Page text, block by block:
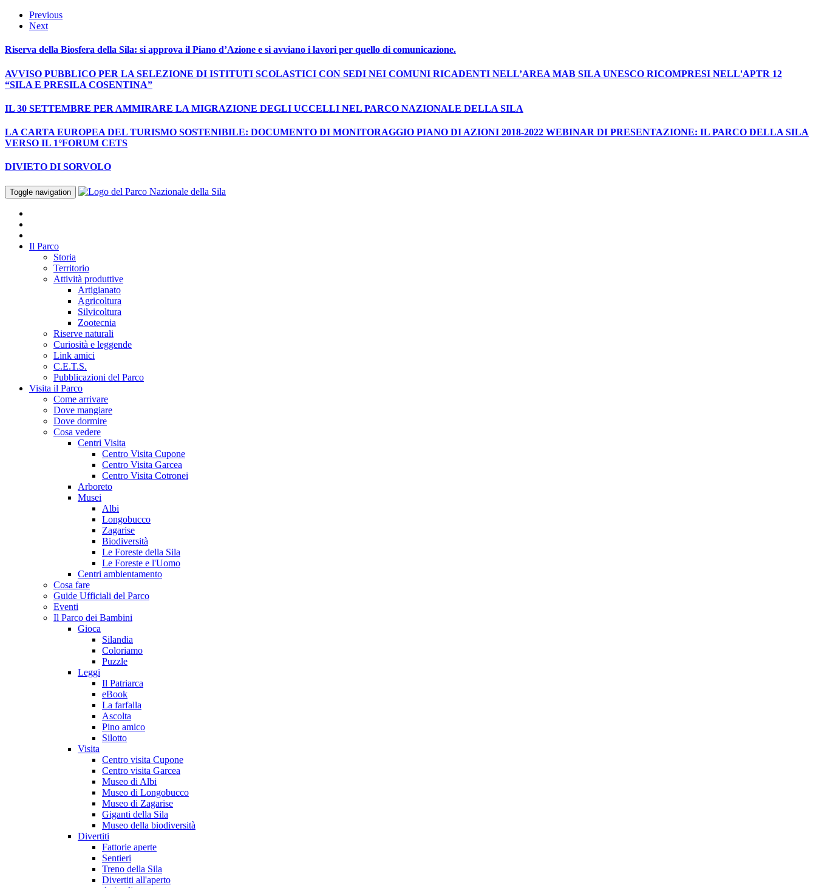
Previous
Next
Riserva della Biosfera della Sila: si approva il Piano d’Azione e si avviano i lavori per quello di comunicazione.
AVVISO PUBBLICO PER LA SELEZIONE DI ISTITUTI SCOLASTICI CON SEDI NEI COMUNI RICADENTI NELL’AREA MAB SILA UNESCO RICOMPRESI NELL'APTR 12
“SILA E PRESILA COSENTINA”
IL 30 SETTEMBRE PER AMMIRARE LA MIGRAZIONE DEGLI UCCELLI NEL PARCO NAZIONALE DELLA SILA
LA CARTA EUROPEA DEL TURISMO SOSTENIBILE: DOCUMENTO DI MONITORAGGIO PIANO DI AZIONI 2018-2022 WEBINAR DI PRESENTAZIONE: IL PARCO DELLA SILA
VERSO IL 1°FORUM CETS
DIVIETO DI SORVOLO
Toggle navigation
Il Parco
Storia
Territorio
Attività produttive
Artigianato
Agricoltura
Silvicoltura
Zootecnia
Riserve naturali
Curiosità e leggende
Link amici
C.E.T.S.
Pubblicazioni del Parco
Visita il Parco
Come arrivare
Dove mangiare
Dove dormire
Cosa vedere
Centri Visita
Centro Visita Cupone
Centro Visita Garcea
Centro Visita Cotronei
Arboreto
Musei
Albi
Longobucco
Zagarise
Biodiversità
Le Foreste della Sila
Le Foreste e l'Uomo
Centri ambientamento
Cosa fare
Guide Ufficiali del Parco
Eventi
Il Parco dei Bambini
Gioca
Silandia
Coloriamo
Puzzle
Leggi
Il Patriarca
eBook
La farfalla
Ascolta
Pino amico
Silotto
Visita
Centro visita Cupone
Centro visita Garcea
Museo di Albi
Museo di Longobucco
Museo di Zagarise
Giganti della Sila
Museo della biodiversità
Divertiti
Fattorie aperte
Sentieri
Treno della Sila
Divertiti all'aperto